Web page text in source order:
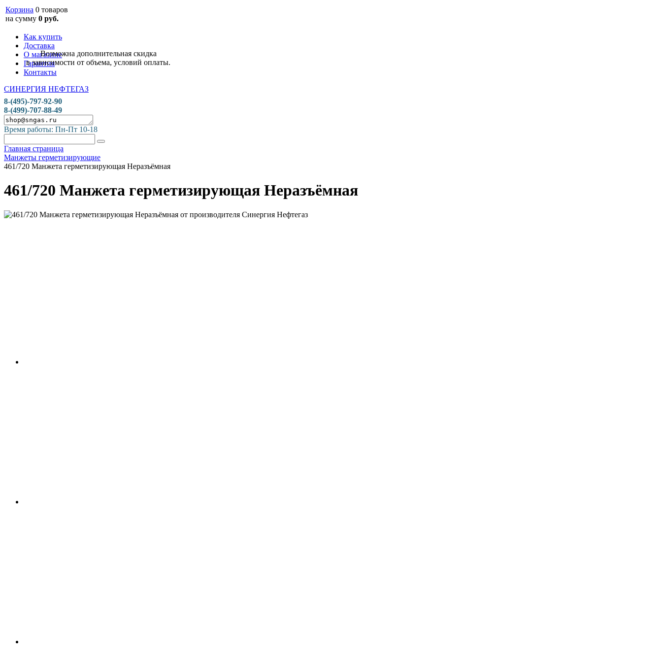
Корзина 0 товаров
на сумму 0 руб.
Как купить
Доставка
О магазине
Гарантия
Контакты
СИНЕРГИЯ НЕФТЕГАЗ
Возможна дополнительная скидка
в зависимости от объема, условий оплаты.
8-(495)-797-92-90
8-(499)-707-88-49
Время работы: Пн-Пт 10-18
Главная страница
Манжеты герметизирующие
461/720 Манжета герметизирующая Неразъёмная
461/720 Манжета герметизирующая Неразъёмная